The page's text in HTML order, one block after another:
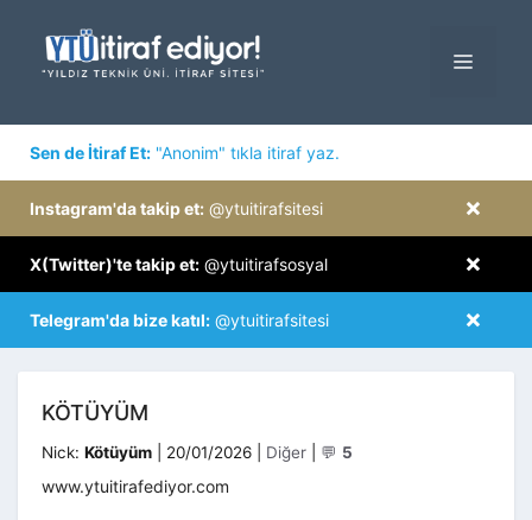
MENÜ
Sen de İtiraf Et: "Anonim" tıkla itiraf yaz.
×
Instagram'da takip et: @ytuitirafsitesi
×
X(Twitter)'te takip et: @ytuitirafsosyal
×
Telegram'da bize katıl: @ytuitirafsitesi
KÖTÜYÜM
Nick: Kötüyüm 20/01/2026 Kategoriler
Diğer 💬 5
www.ytuitirafediyor.com